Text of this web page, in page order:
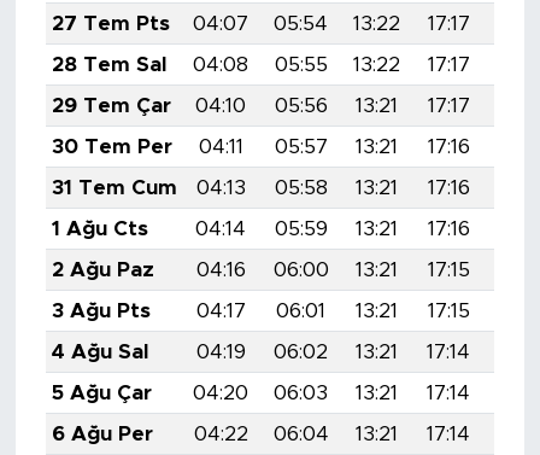
27 Tem Pts
04:07 05:54 13:22 17:17
28 Tem Sal
04:08 05:55 13:22 17:17
29 Tem Çar
04:10 05:56 13:21 17:17
30 Tem Per
04:11 05:57 13:21 17:16
31 Tem Cum
04:13 05:58 13:21 17:16
1 Ağu Cts
04:14 05:59 13:21 17:16
2 Ağu Paz
04:16 06:00 13:21 17:15
3 Ağu Pts
04:17 06:01 13:21 17:15
4 Ağu Sal
04:19 06:02 13:21 17:14
5 Ağu Çar
04:20 06:03 13:21 17:14
6 Ağu Per
04:22 06:04 13:21 17:14
MEDYA KÖŞESİ
FOTO GALERİ
VİDEOLAR
ALINTI YAZARLAR
SOSYAL MEDYA